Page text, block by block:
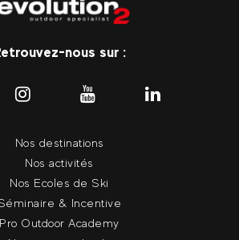
nous sur :
Nos destinations
Nos activités
Nos Ecoles de Ski
& Incentive
Pro Outdoor Academy